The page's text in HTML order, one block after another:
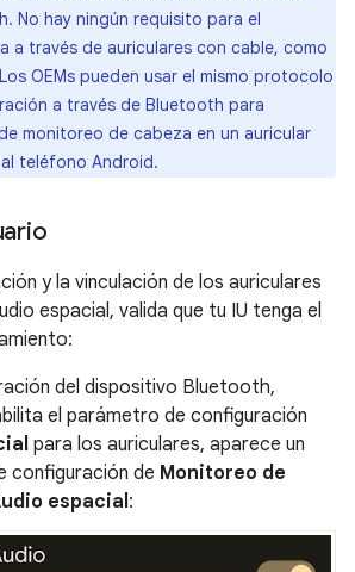
No hay ningún requisito para el
a través de auriculares con cable, como
OEMs pueden usar el mismo protocolo
a través de Bluetooth para
monitoreo de cabeza en un auricular
al teléfono Android.
y la vinculación de los auriculares
espacial, valida que tu IU tenga el
del dispositivo Bluetooth,
el parámetro de configuración
para los auriculares, aparece un
configuración de Monitoreo de
espacial :